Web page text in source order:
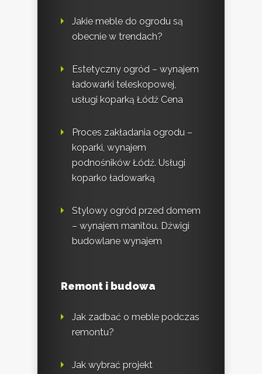
Jakie meble do ogrodu są
obecnie w trendach?
Estetyczny ogród – wynajem
ładowarki teleskopowej,
usługi koparką Łódź Cena
Proces zakładania ogrodu –
koparki, wynajem
podnośników Łódź. Usługi
koparko ładowarką
Stylowy ogród przed domem
– wynajem manitou. Dźwigi
budowlane wynajem
Remont i budowa
Jak zadbać o meble podczas
remontu?
Jak wybrać projekt